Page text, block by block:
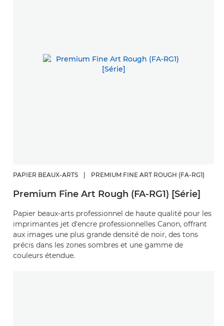
PAPIER BEAUX-ARTS | PREMIUM FINE ART ROUGH (FA-RG1)
Premium Fine Art Rough (FA-RG1) [Série]
Papier beaux-arts professionnel de haute qualité pour les
imprimantes jet d'encre professionnelles Canon, offrant
aux images une plus grande densité de noir, des tons
précis dans les zones sombres et une gamme de
couleurs étendue.